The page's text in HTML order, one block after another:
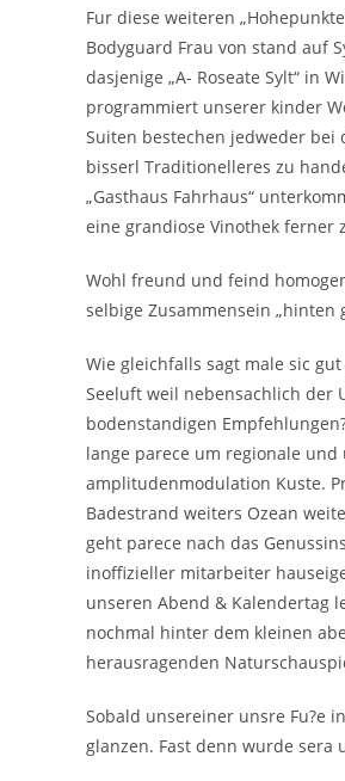
Fur diese weiteren
Bodyguard Frau von stand auf
dasjenige „A- Roseate Sylt“ in
programmiert unserer kinder
Suiten bestechen jedweder bei
bisserl Traditionelleres zu
„Gasthaus Fahrhaus“
eine grandiose Vinothek ferner
Wohl freund und feind
selbige Zusammensein „hinten
Wie gleichfalls sagt male sic
Seeluft weil nebensachlich der
bodenstandigen
lange parece um regionale
amplitudenmodulation Kuste.
Badestrand weiters Ozean
geht parece nach das
inoffizieller mitarbeiter
unseren Abend & Kalendertag
nochmal hinter dem kleinen
herausragenden
Sobald unsereiner unsre Fu?e
glanzen. Fast denn wurde